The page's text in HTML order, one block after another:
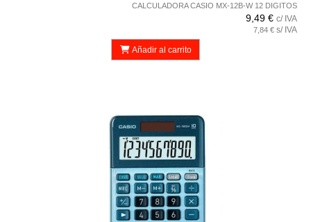
CALCULADORA CASIO MX-12B-W 12 DIGITOS
9,49 € c/ IVA
7,84 € s/ IVA
Añadir al carrito